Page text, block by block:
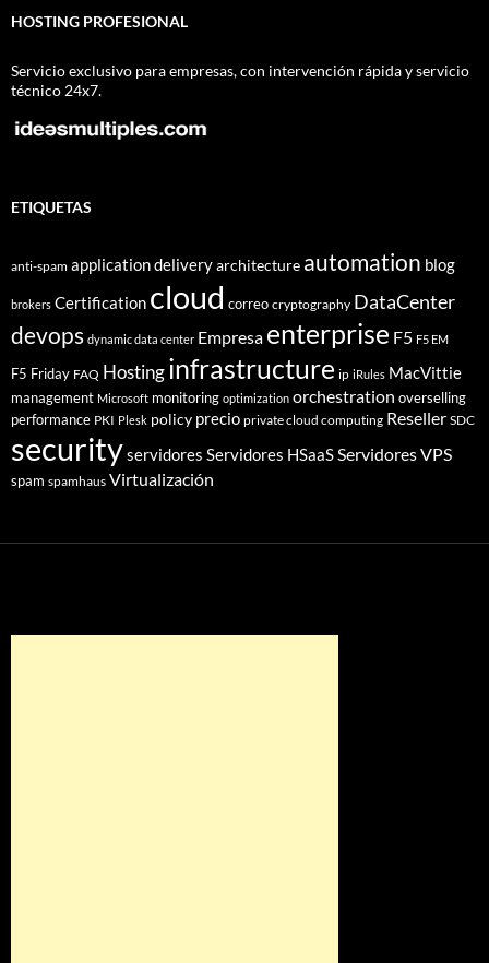
HOSTING PROFESIONAL
Servicio exclusivo para empresas, con intervención rápida y servicio
técnico 24x7.
ETIQUETAS
anti-spam application deliveryarchitecture automation blog
brokers Certification cloud correo cryptography DataCenter
devops dynamic data center Empresa enterprise F5 F5 EM
F5 Friday FAQ Hostinginfrastructure ip iRules MacVittie
management Microsoft monitoring optimization orchestration overselling
performance PKI Plesk policy precio private cloud computing Reseller SDC
securityservidores Servidores HSaaSServidores VPS
spam spamhaus Virtualización